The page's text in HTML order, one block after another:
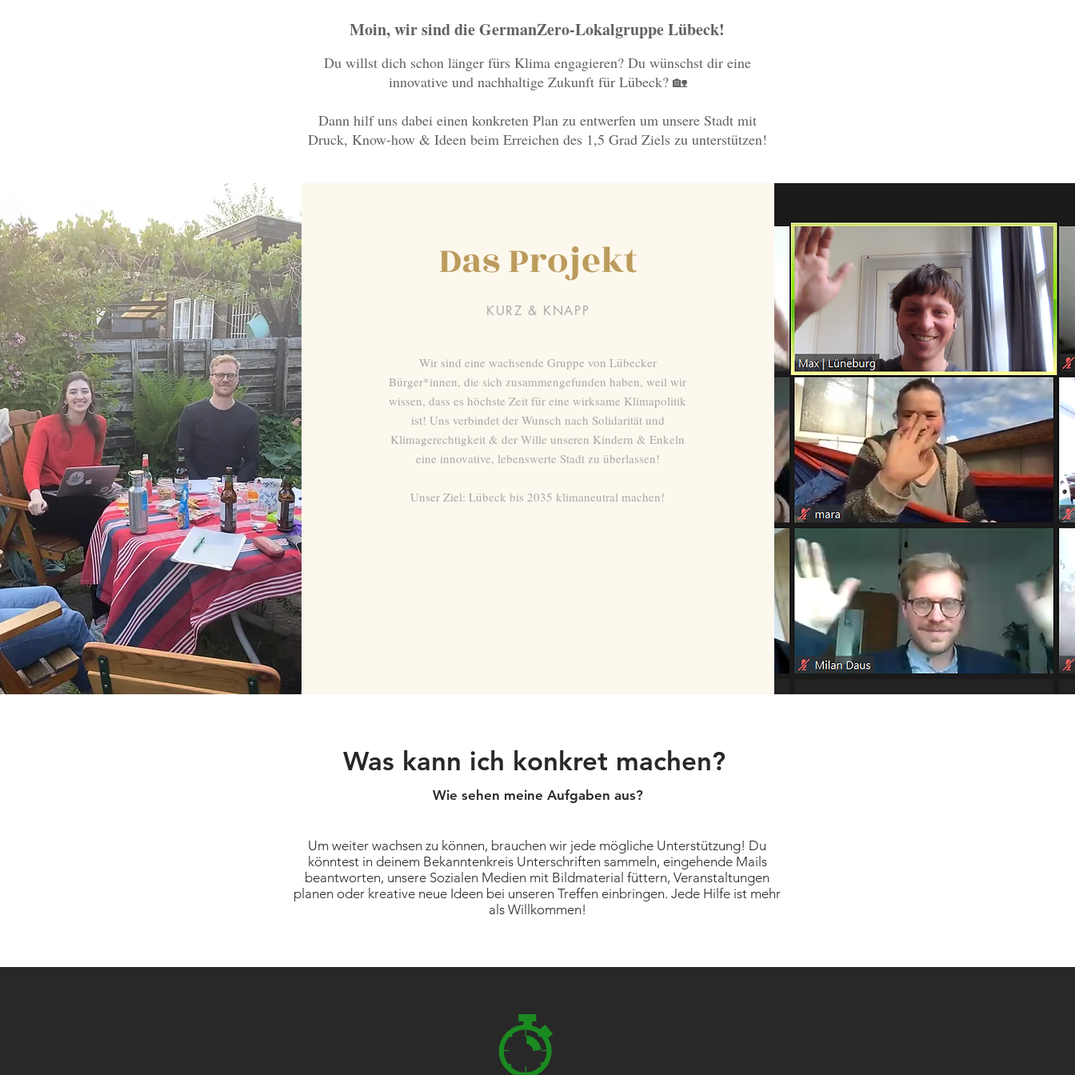
Moin, wir sind die GermanZero-Lokalgruppe Lübeck!
Du willst dich schon länger fürs Klima engagieren? Du wünschst dir eine
innovative und nachhaltige Zukunft für Lübeck? 🏡
Dann hilf uns dabei einen konkreten Plan zu entwerfen um unsere Stadt mit
Druck, Know-how & Ideen beim Erreichen des 1,5 Grad Ziels zu unterstützen!
Das Projekt
KURZ & KNAPP
Wir sind eine wachsende Gruppe von Lübecker
Bürger*innen, die sich zusammengefunden haben, weil wir
wissen, dass es höchste Zeit für eine wirksame Klimapolitik
ist! Uns verbindet der Wunsch nach Solidarität und
Klimagerechtigkeit & der Wille unseren Kindern & Enkeln
eine innovative, lebenswerte Stadt zu überlassen!
Unser Ziel: Lübeck bis 2035 klimaneutral machen!
Was kann ich konkret machen?
Wie sehen meine Aufgaben aus?
Um weiter wachsen zu können, brauchen wir jede mögliche Unterstützung! Du
könntest in deinem Bekanntenkreis Unterschriften sammeln, eingehende Mails
beantworten, unsere Sozialen Medien mit Bildmaterial füttern, Veranstaltungen
planen oder kreative neue Ideen bei unseren Treffen einbringen. Jede Hilfe ist mehr
als Willkommen!